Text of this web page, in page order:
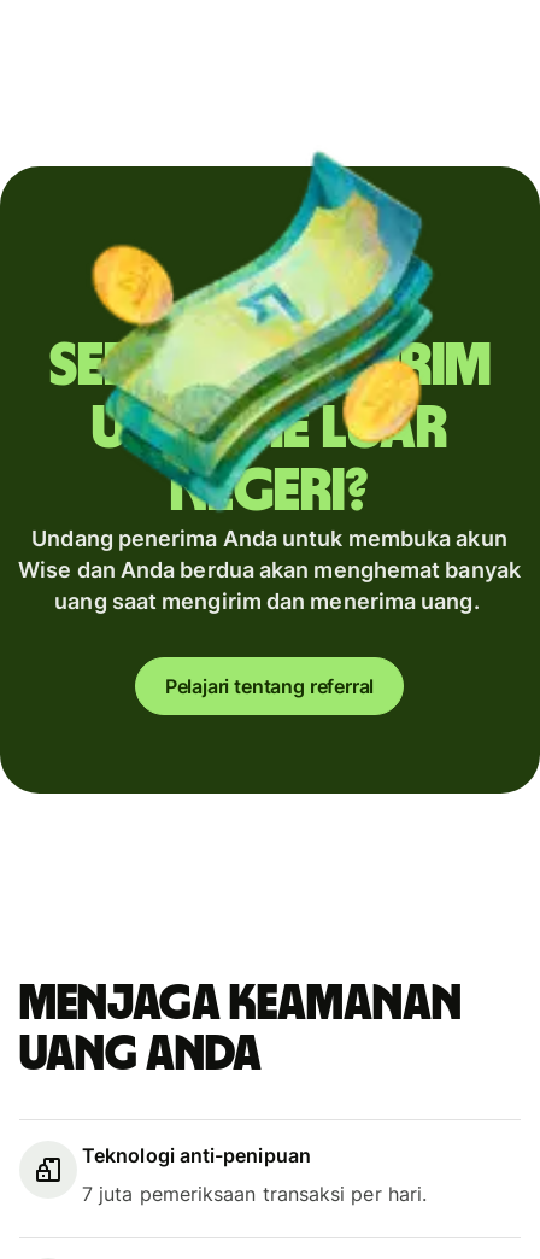
Sering mengirim
uang ke luar
negeri?
Undang penerima Anda untuk membuka akun
Wise dan Anda berdua akan menghemat banyak
uang saat mengirim dan menerima uang.
Pelajari tentang referral
Menjaga keamanan
uang Anda
Teknologi anti-penipuan
7 juta pemeriksaan transaksi per hari.